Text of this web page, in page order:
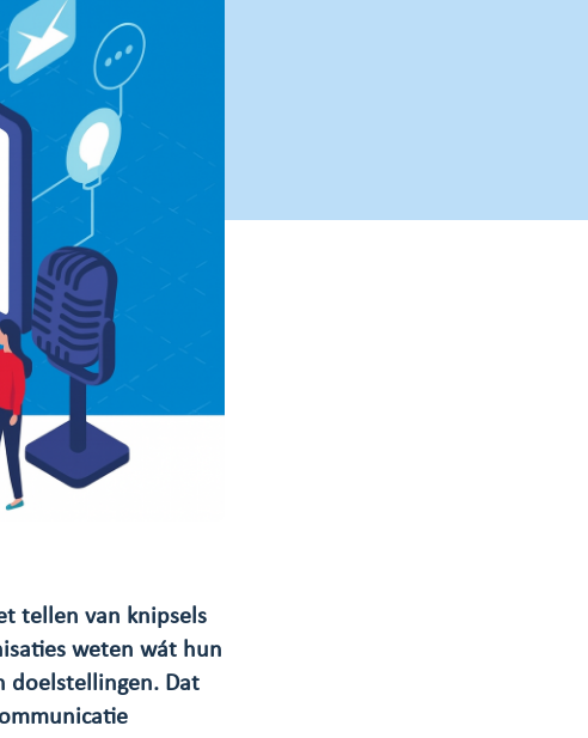
tellen van knipsels
weten wát hun
doelstellingen. Dat